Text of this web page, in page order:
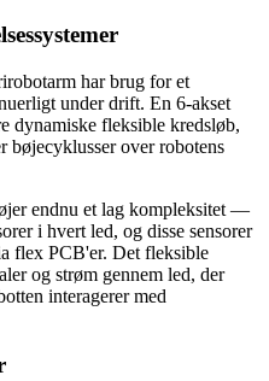
har brug for et
under drift. En 6-akset
dynamiske fleksible kredsløb,
bøjecyklusser over robotens
endnu et lag kompleksitet —
i hvert led, og disse sensorer
flex PCB'er. Det fleksible
og strøm gennem led, der
interagerer med